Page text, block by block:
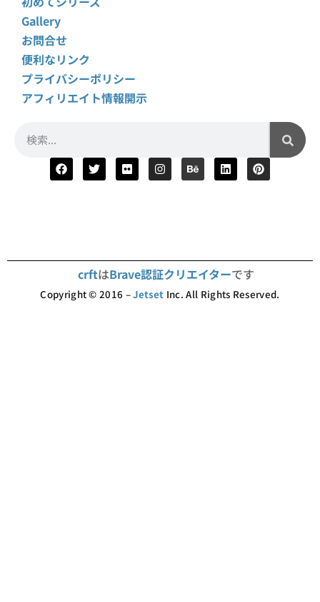
Gallery
お問合せ
便利なリンク
プライバシーポリシー
アフィリエイト情報開示
crftはBrave認証クリエイターです
Copyright © 2016 –Jetset Inc. All Rights Reserved.